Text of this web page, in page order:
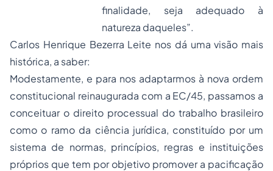
finalidade, seja adequado à
natureza daqueles”.
Carlos Henrique Bezerra Leite nos dá uma visão mais
histórica, a saber:
Modestamente, e para nos adaptarmos à nova ordem
constitucional reinaugurada com a EC/45, passamos a
conceituar o direito processual do trabalho brasileiro
como o ramo da ciência jurídica, constituído por um
sistema de normas, princípios, regras e instituições
próprios que tem por objetivo promover a pacificação